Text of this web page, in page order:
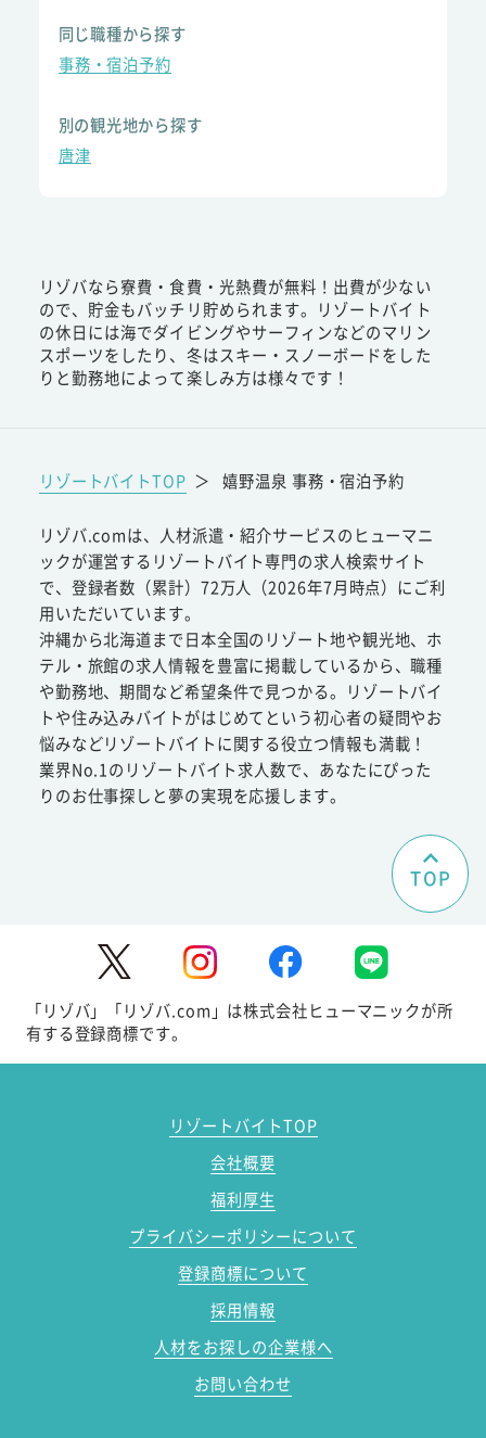
同じ職種から探す
事務・宿泊予約
別の観光地から探す
唐津
リゾバなら寮費・食費・光熱費が無料！出費が少ない
ので、貯金もバッチリ貯められます。リゾートバイト
の休日には海でダイビングやサーフィンなどのマリン
スポーツをしたり、冬はスキー・スノーボードをした
りと勤務地によって楽しみ方は様々です！
リゾートバイトTOP ＞ 嬉野温泉 事務・宿泊予約
リゾバ.comは、人材派遣・紹介サービスのヒューマニ
ックが運営するリゾートバイト専門の求人検索サイト
で、登録者数（累計）72万人（2026年7月時点）にご利
用いただいています。
沖縄から北海道まで日本全国のリゾート地や観光地、ホ
テル・旅館の求人情報を豊富に掲載しているから、職種
や勤務地、期間など希望条件で見つかる。リゾートバイ
トや住み込みバイトがはじめてという初心者の疑問やお
悩みなどリゾートバイトに関する役立つ情報も満載！
業界No.1のリゾートバイト求人数で、あなたにぴった
りのお仕事探しと夢の実現を応援します。
TOP
「リゾバ」「リゾバ.com」は株式会社ヒューマニックが所
有する登録商標です。
リゾートバイトTOP
会社概要
福利厚生
プライバシーポリシーについて
登録商標について
採用情報
人材をお探しの企業様へ
お問い合わせ